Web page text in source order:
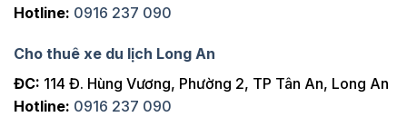
Hotline: 0916 237 090
Cho thuê xe du lịch Long An
ĐC: 114 Đ. Hùng Vương, Phường 2, TP Tân An, Long An
Hotline: 0916 237 090